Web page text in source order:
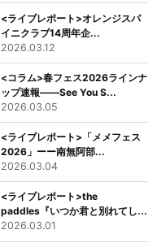
<ライブレポート>オレンジスパ
イニクラブ14周年企...
2026.03.12
<コラム>春フェス2026ラインナ
ップ速報――See You S...
2026.03.05
<ライブレポート>「メメフェス
2026」ーー南無阿部...
2026.03.04
<ライブレポート>the
paddles『いつか君と別れてし...
2026.03.01